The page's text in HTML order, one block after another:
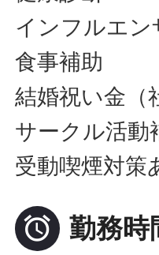
インフルエン
食事補助
結婚祝い金（
サークル活動
受動喫煙対策
 勤務時